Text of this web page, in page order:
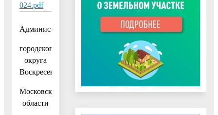
024.pdf
Администрация
городского
округа
Воскресенск
Московской
области